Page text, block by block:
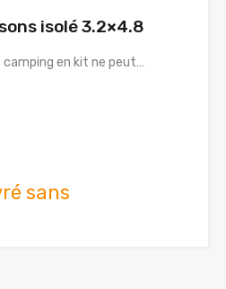
isolé 3.2×4.8
camping en kit ne peut…
sans